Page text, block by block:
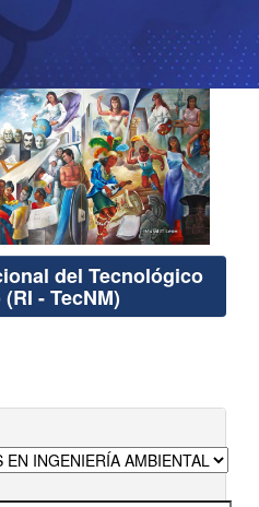
del Tecnológico
- TecNM)